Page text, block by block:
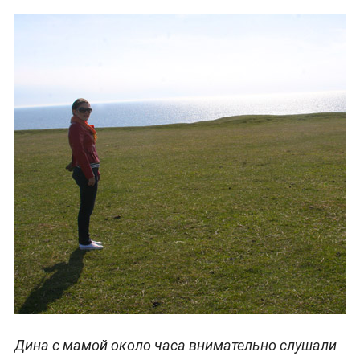
Дина с мамой около часа внимательно слушали